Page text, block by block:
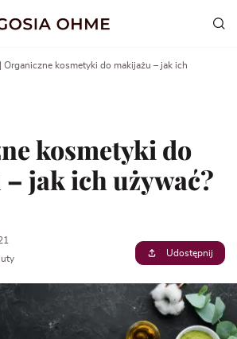
Organiczne kosmetyki do makijażu – jak ich
kosmetyki do
jak ich używać?
Udostępnij